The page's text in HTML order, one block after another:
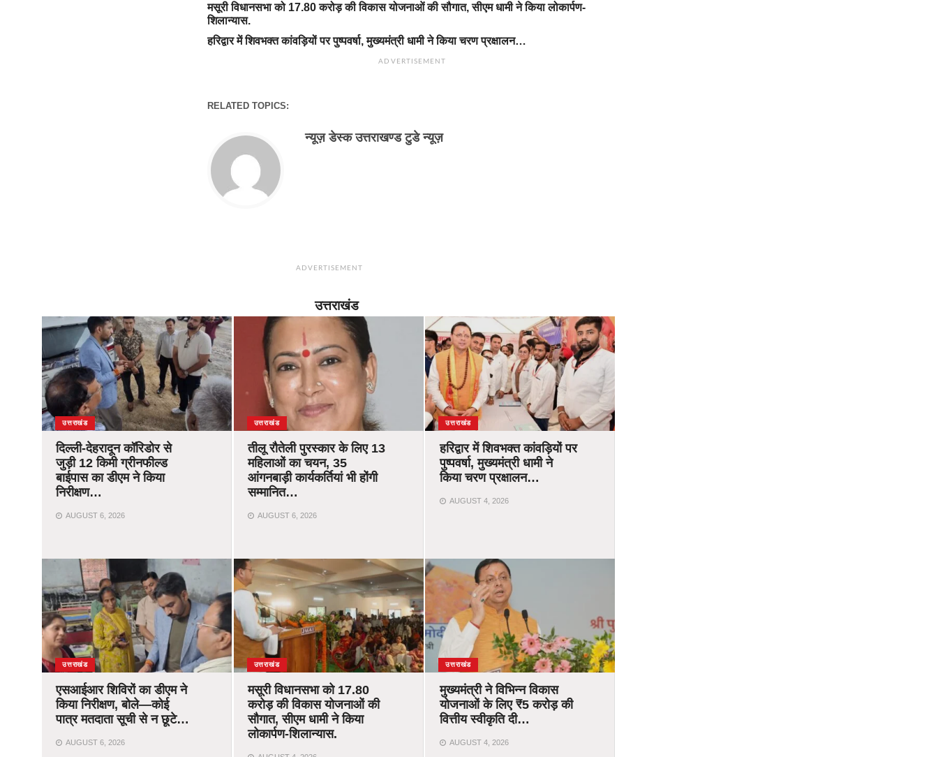
मसूरी विधानसभा को 17.80 करोड़ की विकास योजनाओं की सौगात, सीएम धामी ने किया लोकार्पण-
शिलान्यास.
हरिद्वार में शिवभक्त कांवड़ियों पर पुष्पवर्षा, मुख्यमंत्री धामी ने किया चरण प्रक्षालन…
ADVERTISEMENT
RELATED TOPICS:
न्यूज़ डेस्क उत्तराखण्ड टुडे न्यूज़
ADVERTISEMENT
उत्तराखंड
उत्तराखंड
दिल्ली-देहरादून कॉरिडोर से
जुड़ी 12 किमी ग्रीनफील्ड
बाईपास का डीएम ने किया
निरीक्षण…
AUGUST 6, 2026
उत्तराखंड
एसआईआर शिविरों का डीएम ने
किया निरीक्षण, बोले—कोई
पात्र मतदाता सूची से न छूटे…
AUGUST 6, 2026
उत्तराखंड
तीलू रौतेली पुरस्कार के लिए 13
महिलाओं का चयन, 35
आंगनबाड़ी कार्यकर्तियां भी होंगी
सम्मानित…
AUGUST 6, 2026
उत्तराखंड
मसूरी विधानसभा को 17.80
करोड़ की विकास योजनाओं की
सौगात, सीएम धामी ने किया
लोकार्पण-शिलान्यास.
उत्तराखंड
हरिद्वार में शिवभक्त कांवड़ियों पर
पुष्पवर्षा, मुख्यमंत्री धामी ने
किया चरण प्रक्षालन…
AUGUST 4, 2026
उत्तराखंड
मुख्यमंत्री ने विभिन्न विकास
योजनाओं के लिए ₹5 करोड़ की
वित्तीय स्वीकृति दी…
AUGUST 4, 2026